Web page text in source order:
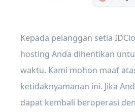
Kepada pelanggan setia
hosting Anda dihentikan
waktu. Kami mohon maaf
ketidaknyamanan ini. Jika
dapat kembali beroperasi